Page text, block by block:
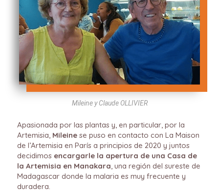
Mileine y Claude OLLIVIER
Apasionada por las plantas y, en particular, por la
Artemisia, Mileine se puso en contacto con La Maison
de l’Artemisia en París a principios de 2020 y juntos
decidimos encargarle la apertura de una Casa de
la Artemisia en Manakara, una región del sureste de
Madagascar donde la malaria es muy frecuente y
duradera.